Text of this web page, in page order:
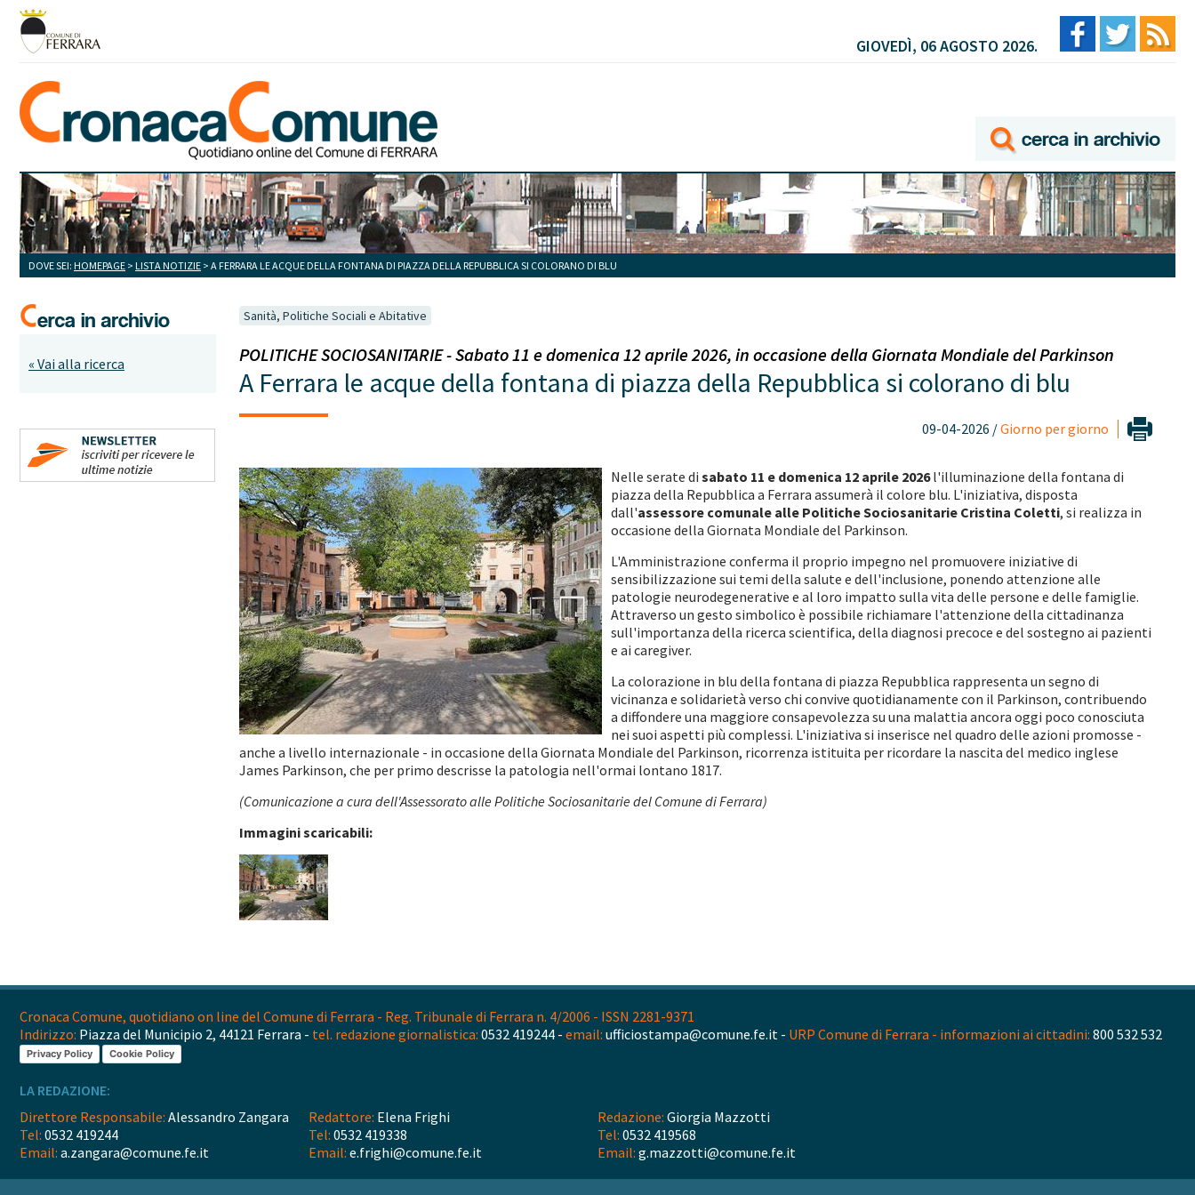
GIOVEDÌ, 06 AGOSTO 2026.
DOVE SEI: HOMEPAGE > LISTA NOTIZIE > A FERRARA LE ACQUE DELLA FONTANA DI PIAZZA DELLA REPUBBLICA SI COLORANO DI BLU
« Vai alla ricerca
Sanità, Politiche Sociali e Abitative
POLITICHE SOCIOSANITARIE - Sabato 11 e domenica 12 aprile 2026, in occasione della Giornata Mondiale del Parkinson
A Ferrara le acque della fontana di piazza della Repubblica si colorano di blu
09-04-2026 /Giorno per giorno
Nelle serate di sabato 11 e domenica 12 aprile 2026l'illuminazione della fontana di
piazza della Repubblica a Ferrara assumerà il colore blu. L'iniziativa, disposta
dall'assessore comunale alle Politiche Sociosanitarie Cristina Coletti, si realizza in
occasione della Giornata Mondiale del Parkinson.
L'Amministrazione conferma il proprio impegno nel promuovere iniziative di
sensibilizzazione sui temi della salute e dell'inclusione, ponendo attenzione alle
patologie neurodegenerative e al loro impatto sulla vita delle persone e delle famiglie.
Attraverso un gesto simbolico è possibile richiamare l'attenzione della cittadinanza
sull'importanza della ricerca scientifica, della diagnosi precoce e del sostegno ai pazienti
e ai caregiver.
La colorazione in blu della fontana di piazza Repubblica rappresenta un segno di
vicinanza e solidarietà verso chi convive quotidianamente con il Parkinson, contribuendo
a diffondere una maggiore consapevolezza su una malattia ancora oggi poco conosciuta
nei suoi aspetti più complessi. L'iniziativa si inserisce nel quadro delle azioni promosse -
anche a livello internazionale - in occasione della Giornata Mondiale del Parkinson, ricorrenza istituita per ricordare la nascita del medico inglese
James Parkinson, che per primo descrisse la patologia nell'ormai lontano 1817.
(Comunicazione a cura dell'Assessorato alle Politiche Sociosanitarie del Comune di Ferrara)
Immagini scaricabili:
Cronaca Comune, quotidiano on line del Comune di Ferrara - Reg. Tribunale di Ferrara n. 4/2006 - ISSN 2281-9371
Indirizzo: Piazza del Municipio 2, 44121 Ferrara - tel. redazione giornalistica: 0532 419244 - email: ufficiostampa@comune.fe.it - URP Comune di Ferrara - informazioni ai cittadini: 800 532 532
Privacy Policy Cookie Policy
LA REDAZIONE:
Direttore Responsabile: Alessandro Zangara
Tel: 0532 419244
Email: a.zangara@comune.fe.it
Redattore: Elena Frighi
Tel: 0532 419338
Email: e.frighi@comune.fe.it
Redazione: Giorgia Mazzotti
Tel: 0532 419568
Email: g.mazzotti@comune.fe.it